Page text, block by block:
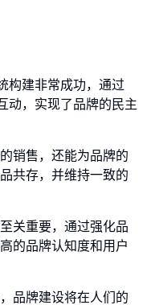
构建非常成功，通过
动，实现了品牌的民主
销售，还能为品牌的
共存，并维持一致的
关重要，通过强化品
的品牌认知度和用户
品牌建设将在人们的